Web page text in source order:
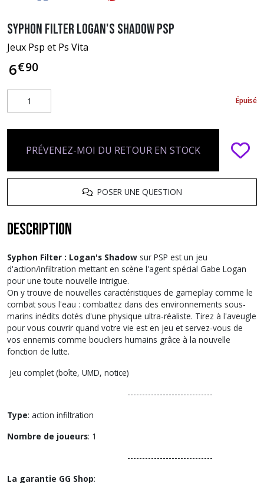
Syphon Filter Logan's Shadow PSP
Jeux Psp et Ps Vita
6€90
Épuisé
PRÉVENEZ-MOI DU RETOUR EN STOCK
POSER UNE QUESTION
Description
Syphon Filter : Logan's Shadow sur PSP est un jeu
d'action/infiltration mettant en scène l'agent spécial Gabe Logan
pour une toute nouvelle intrigue.
On y trouve de nouvelles caractéristiques de gameplay comme le
combat sous l'eau : combattez dans des environnements sous-
marins inédits dotés d'une physique ultra-réaliste. Tirez à l'aveugle
pour vous couvrir quand votre vie est en jeu et servez-vous de
vos ennemis comme boucliers humains grâce à la nouvelle
fonction de lutte.
Jeu complet (boîte, UMD, notice)
-----------------------------
Type: action infiltration
Nombre de joueurs: 1
-----------------------------
La garantie GG Shop: